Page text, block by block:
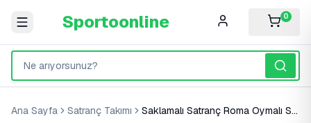
Sportoonline 0
Ana Sayfa Satranç Takımı Saklamalı Satranç Roma Oymalı SC38S